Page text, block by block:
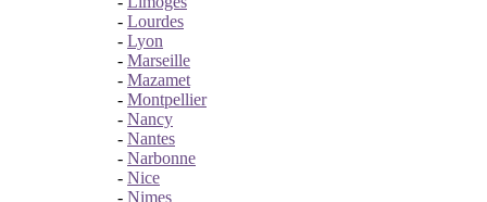
- Lourdes
- Lyon
- Marseille
- Mazamet
- Montpellier
- Nancy
- Nantes
- Narbonne
- Nice
- Nimes